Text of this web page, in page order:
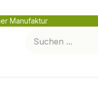
Manufaktur